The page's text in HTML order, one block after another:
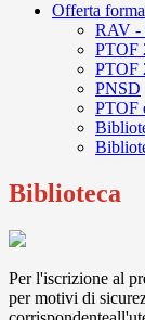
Offerta
RAV -
PTOF
PTOF
PNSD
PTOF
Biblioteca
Per l'iscrizione al
per motivi di